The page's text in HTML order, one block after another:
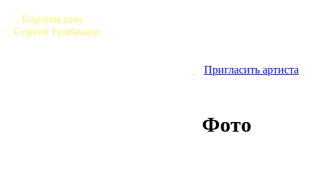
Бармен-шоу
Сергея Грибкова
Пригласить артиста
Фото